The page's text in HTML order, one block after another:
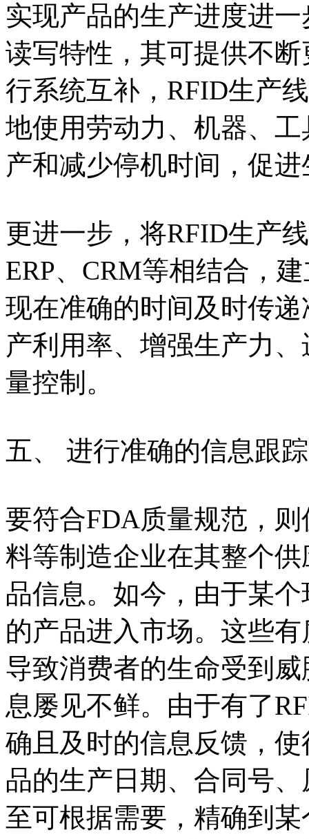
实现产品的生产进度进
读写特性，其可提供不
行系统互补，RFID生产
地使用劳动力、机器、
产和减少停机时间，促
更进一步，将RFID生产
ERP、CRM等相结合，
现在准确的时间及时传
产利用率、增强生产力
量控制。
五、 进行准确的信息跟踪
要符合FDA质量规范，
料等制造企业在其整个
品信息。如今，由于某
的产品进入市场。这些
导致消费者的生命受到
息屡见不鲜。由于有了
确且及时的信息反馈，
品的生产日期、合同号
至可根据需要，精确到